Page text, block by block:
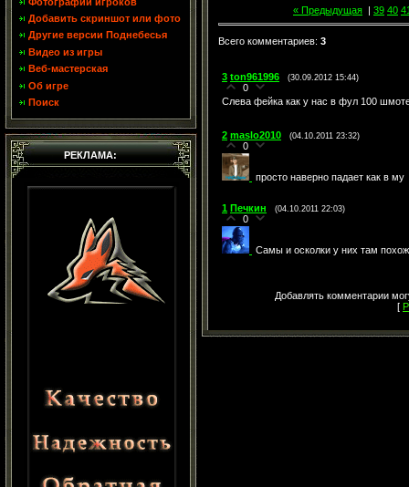
Добавить скриншот или фото
Другие версии Поднебесья
Видео из игры
Веб-мастерская
Об игре
Поиск
РЕКЛАМА:
« Предыдущая | 39 40
Всего комментариев: 3
3 ton961996 (30.09.2012 15:44)
0
Слева фейка как у нас в фул 100
2 maslo2010 (04.10.2011 23:32)
0
просто наверно падает как в му
1 Печкин (04.10.2011 22:03)
0
Самы и осколки у них там
Добавлять комментарии
[